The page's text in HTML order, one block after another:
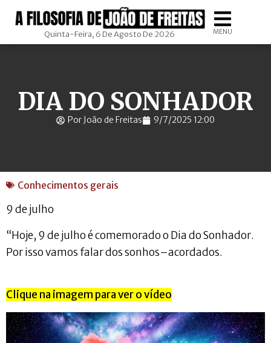
Quinta-Feira, 6 De Agosto De 2026 MENU
DIA DO SONHADOR
Por João de Freitas 9/7/2025 12:00
Conhecimentos gerais
9 de julho
“Hoje, 9 de julho é comemorado o Dia do Sonhador.
Por isso vamos falar dos sonhos–acordados.
Clique na imagem para ver o vídeo